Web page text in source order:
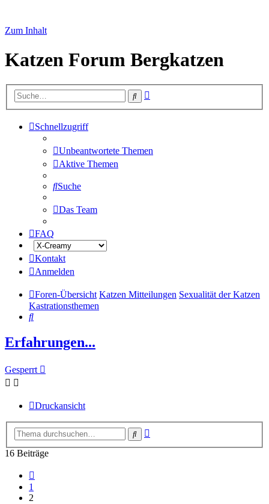
Zum Inhalt
Katzen Forum Bergkatzen
Suche
Schnellzugriff
Unbeantwortete Themen
Aktive Themen
Suche
Das Team
FAQ
Kontakt
Anmelden
Foren-Übersicht Katzen Mitteilungen Sexualität der Katzen
Kastrationsthemen
Suche
Erfahrungen...
Gesperrt
Druckansicht
Suche
16 Beiträge
1
2